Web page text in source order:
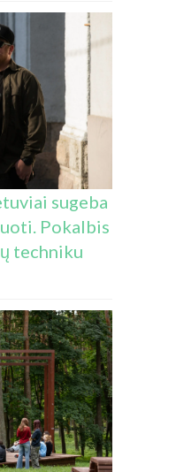
sugeba
Pokalbis
techniku